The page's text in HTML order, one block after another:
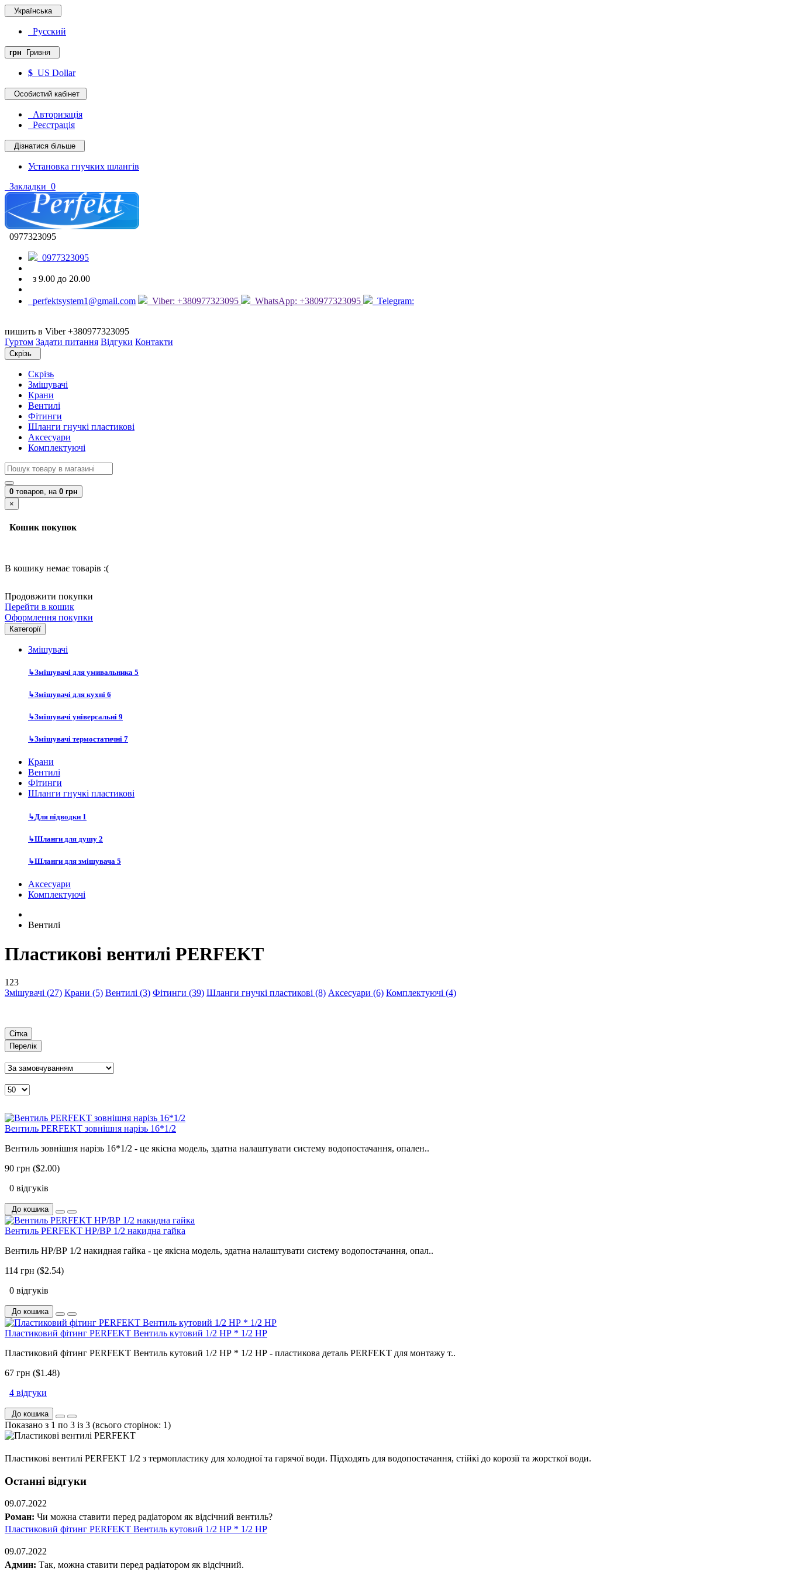
Українська
Русский
грн Гривня
$ US Dollar
Особистий кабінет
Авторизація
Реєстрація
Дізнатися більше
Установка гнучких шлангів
Закладки 0
0977323095
0977323095
з 9.00 до 20.00
perfektsystem1@gmail.com Viber: +380977323095 WhatsApp: +380977323095 Telegram:
пишить в Viber +380977323095
Гуртом Задати питання Відгуки Контакти
Скрізь
Скрізь
Змішувачі
Крани
Вентилі
Фітинги
Шланги гнучкі пластикові
Аксесуари
Комплектуючі
0 товаров, на 0 грн
×
Кошик покупок
В кошику немає товарів :(
Продовжити покупки
Перейти в кошик
Оформлення покупки
Категорії
Змішувачі
↳Змішувачі для умивальника 5
↳Змішувачі для кухні 6
↳Змішувачі універсальні 9
↳Змішувачі термостатичні 7
Крани
Вентилі
Фітинги
Шланги гнучкі пластикові
↳Для підводки 1
↳Шланги для душу 2
↳Шланги для змішувача 5
Аксесуари
Комплектуючі
Вентилі
Пластикові вентилі PERFEKT
123
Змішувачі (27) Крани (5) Вентилі (3) Фітинги (39) Шланги гнучкі пластикові (8) Аксесуари (6) Комплектуючі (4)
Сітка
Перелік
Вентиль PERFEKT зовнішня нарізь 16*1/2
Вентиль зовнішня нарізь 16*1/2 - це якісна модель, здатна налаштувати систему водопостачання, опален..
90 грн ($2.00)
0 відгуків
До кошика
Вентиль PERFEKT НР/ВР 1/2 накидна гайка
Вентиль НР/ВР 1/2 накидная гайка - це якісна модель, здатна налаштувати систему водопостачання, опал..
114 грн ($2.54)
0 відгуків
До кошика
Пластиковий фітинг PERFEKT Вентиль кутовий 1/2 НР * 1/2 НР
Пластиковий фітинг PERFEKT Вентиль кутовий 1/2 НР * 1/2 НР - пластикова деталь PERFEKT для монтажу т..
67 грн ($1.48)
4 відгуки
До кошика
Показано з 1 по 3 із 3 (всього сторінок: 1)
Пластикові вентилі PERFEKT 1/2 з термопластику для холодної та гарячої води. Підходять для водопостачання, стійкі до корозії та жорсткої води.
Останні відгуки
09.07.2022
Роман: Чи можна ставити перед радіатором як відсічний вентиль?
Пластиковий фітинг PERFEKT Вентиль кутовий 1/2 НР * 1/2 НР
09.07.2022
Админ: Так, можна ставити перед радіатором як відсічний.